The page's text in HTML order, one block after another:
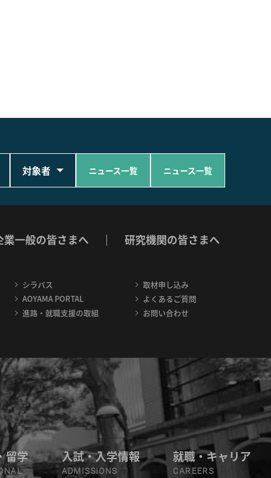
対象者 ニュース一覧 ニュース一覧
業一般の皆さまへ 研究機関の皆さまへ
シラバス
AOYAMA PORTAL
進路・就職支援の取組
取材申し込み
よくあるご質問
お問い合わせ
留学 入試・入学情報
ADMISSIONS
就職・キャリア
CAREERS